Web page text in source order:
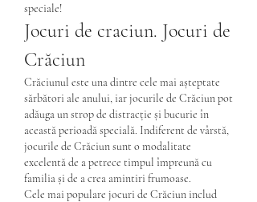
speciale!
Jocuri de craciun. Jocuri de
Crăciun
Crăciunul este una dintre cele mai așteptate
sărbători ale anului, iar jocurile de Crăciun pot
adăuga un strop de distracție și bucurie în
această perioadă specială. Indiferent de vârstă,
jocurile de Crăciun sunt o modalitate
excelentă de a petrece timpul împreună cu
familia și de a crea amintiri frumoase.
Cele mai populare jocuri de Crăciun includ